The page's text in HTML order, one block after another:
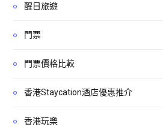
醒目旅遊
門票
門票價格比較
香港Staycation酒店優惠推介
香港玩樂